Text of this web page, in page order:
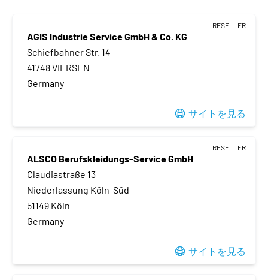
RESELLER
AGIS Industrie Service GmbH & Co. KG
Schiefbahner Str. 14
41748 VIERSEN
Germany
サイトを見る
RESELLER
ALSCO Berufskleidungs-Service GmbH
Claudiastraße 13
Niederlassung Köln-Süd
51149 Köln
Germany
サイトを見る